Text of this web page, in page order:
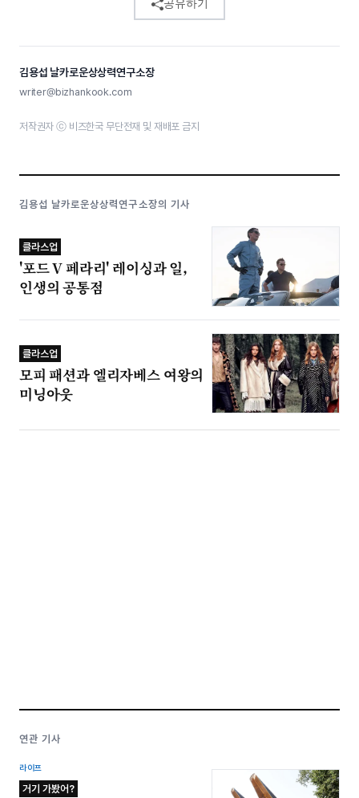
공유하기
김용섭 날카로운상상력연구소장
writer@bizhankook.com
저작권자 ⓒ 비즈한국 무단전재 및 재배포 금지
김용섭 날카로운상상력연구소장의 기사
클라스업
'포드 V 페라리' 레이싱과 일,
인생의 공통점
클라스업
모피 패션과 엘리자베스 여왕의
미닝아웃
연관 기사
라이프
거기 가봤어?